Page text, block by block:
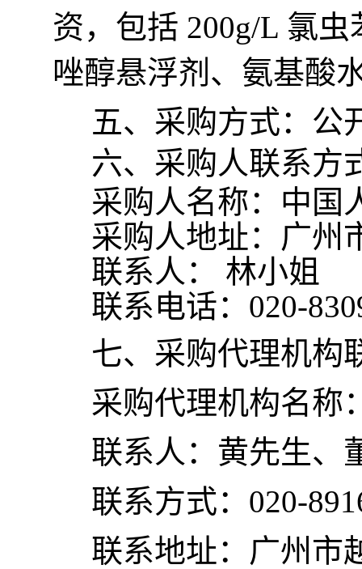
资，包括 200g/L 氯虫
唑醇悬浮剂、氨基酸
五、采购方式：公
六、采购人联系方
采购人名称：中国
采购人地址：广州
联系人：
林小姐
联系电话： 020-
七、采购代理机构
采购代理机构名称
联系人：黄先生、
联系方式： 020-
联系地址：广州市